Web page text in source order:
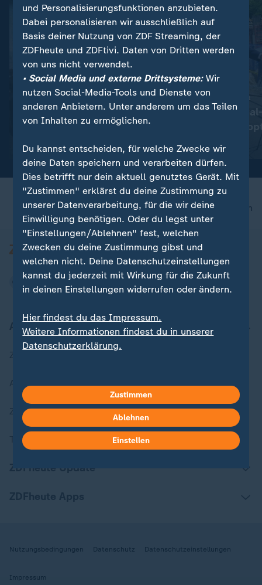
Berlin:
Kostendruck gefährdet
Clubszene
Video
US-Berufungsgericht
Trumps
Video 0:28
nach oben
Aktuell bei ZDFheute
Aktuelle Sendungs-Videos
ZDFheute Stories
Themen im Überblick
ZDFheute Update
Nutzungsbedingungen Datenschutz Datenschutzeinstellungen
Impressum
und Personalisierungsfunktionen anzubieten.
Dabei personalisieren wir ausschließlich auf
Basis deiner Nutzung von ZDF Streaming, der
ZDFheute und ZDFtivi. Daten von Dritten werden
von uns nicht verwendet.
• Social Media und externe Drittsysteme:Wir
nutzen Social-Media-Tools und Dienste von
anderen Anbietern. Unter anderem um das Teilen
von Inhalten zu ermöglichen.
Du kannst entscheiden, für welche Zwecke wir
deine Daten speichern und verarbeiten dürfen.
Dies betrifft nur dein aktuell genutztes Gerät. Mit
"Zustimmen" erklärst du deine Zustimmung zu
unserer Datenverarbeitung, für die wir deine
Einwilligung benötigen. Oder du legst unter
"Einstellungen/Ablehnen" fest, welchen
Zwecken du deine Zustimmung gibst und
welchen nicht. Deine Datenschutzeinstellungen
kannst du jederzeit mit Wirkung für die Zukunft
in deinen Einstellungen widerrufen oder ändern.
Hier findest du das Impressum.
Weitere Informationen findest du in unserer
Datenschutzerklärung.
Zustimmen
Ablehnen
Einstellen